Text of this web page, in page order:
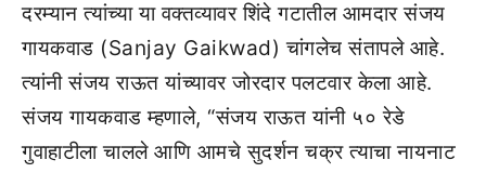
दरम्यान त्यांच्या या वक्तव्यावर शिंदे गटातील आमदार संजय
गायकवाड (Sanjay Gaikwad) चांगलेच संतापले आहे.
त्यांनी संजय राऊत यांच्यावर जोरदार पलटवार केला आहे.
संजय गायकवाड म्हणाले, “संजय राऊत यांनी ५० रेडे
गुवाहाटीला चालले आणि आमचे सुदर्शन चक्र त्याचा नायनाट